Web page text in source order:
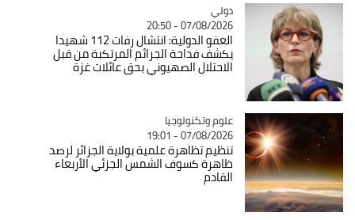
Catégorie
دولي
07/08/2026 - 20:50
العفو الدولية: انتشال رفات 112 شهيدا
يكشف فداحة الجرائم المرتكبة من قبل
الاحتلال الصهيوني بحق عائلات غزة
Catégorie
علوم وتكنولوجيا
07/08/2026 - 19:01
تنظيم تظاهرة علمية بولاية الجزائر لرصد
ظاهرة كسوف الشمس الجزئي الأربعاء
القادم